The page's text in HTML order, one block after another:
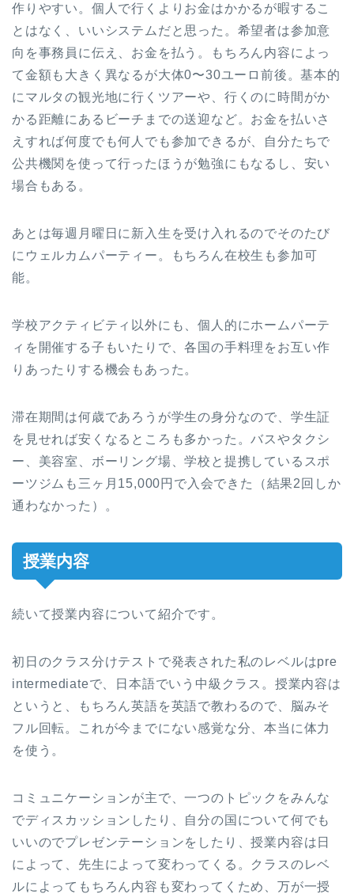
作りやすい。個人で行くよりお金はかかるが暇するこ
とはなく、いいシステムだと思った。希望者は参加意
向を事務員に伝え、お金を払う。もちろん内容によっ
て金額も大きく異なるが大体0〜30ユーロ前後。基本的
にマルタの観光地に行くツアーや、行くのに時間がか
かる距離にあるビーチまでの送迎など。お金を払いさ
えすれば何度でも何人でも参加できるが、自分たちで
公共機関を使って行ったほうが勉強にもなるし、安い
場合もある。
あとは毎週月曜日に新入生を受け入れるのでそのたび
にウェルカムパーティー。もちろん在校生も参加可
能。
学校アクティビティ以外にも、個人的にホームパーテ
ィを開催する子もいたりで、各国の手料理をお互い作
りあったりする機会もあった。
滞在期間は何歳であろうが学生の身分なので、学生証
を見せれば安くなるところも多かった。バスやタクシ
ー、美容室、ボーリング場、学校と提携しているスポ
ーツジムも三ヶ月15,000円で入会できた（結果2回しか
通わなかった）。
授業内容
続いて授業内容について紹介です。
初日のクラス分けテストで発表された私のレベルはpre
intermediateで、日本語でいう中級クラス。授業内容は
というと、もちろん英語を英語で教わるので、脳みそ
フル回転。これが今までにない感覚な分、本当に体力
を使う。
コミュニケーションが主で、一つのトピックをみんな
でディスカッションしたり、自分の国について何でも
いいのでプレゼンテーションをしたり、授業内容は日
によって、先生によって変わってくる。クラスのレベ
ルによってもちろん内容も変わってくため、万が一授